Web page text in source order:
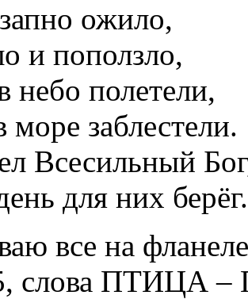
ожило,
и поползло,
небо полетели,
заблестели.
Всесильный
для них берёг.
все на
слова